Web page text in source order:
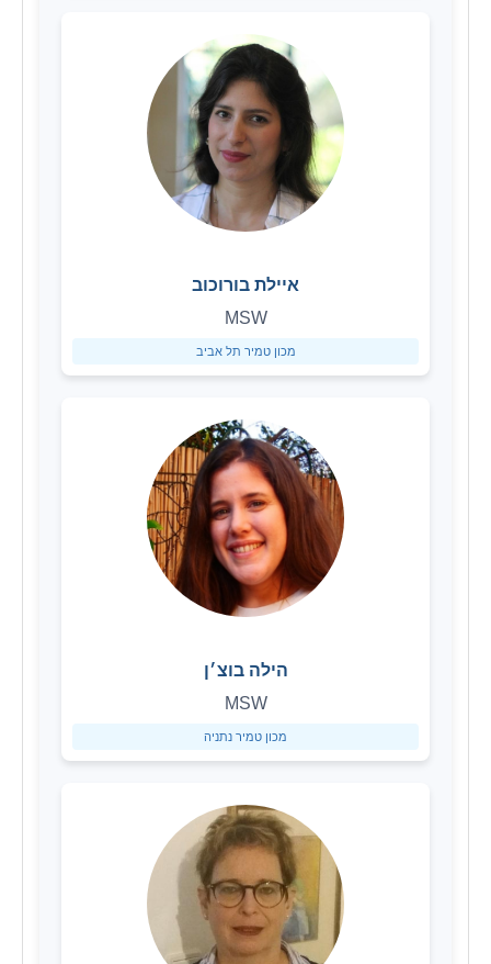
איילת בורוכוב
MSW
מכון טמיר תל אביב
הילה בוצ׳ן
MSW
מכון טמיר נתניה